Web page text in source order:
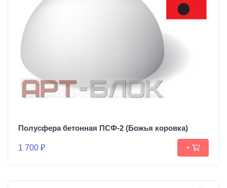
Полусфера бетонная ПСФ-2 (Божья коровка)
1 700 ₽ +